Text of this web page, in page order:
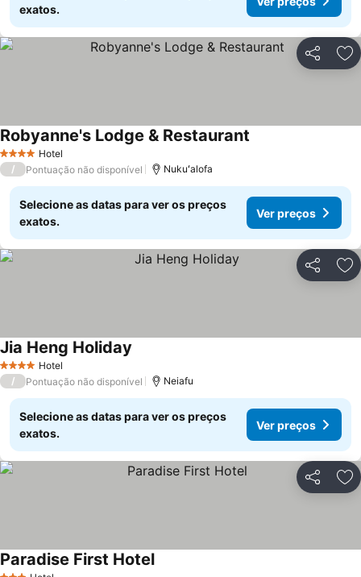
exatos.
Partilhar
4 EstrelasHotel
Robyanne's Lodge & Restaurant
/ Pontuação não disponível Nukuʻalofa
Selecione as datas para ver os preços
exatos.
Ver preços
Partilhar
4 EstrelasHotel
Jia Heng Holiday
/ Pontuação não disponível Neiafu
Selecione as datas para ver os preços
exatos.
Ver preços
Partilhar
Paradise First HotelVer preços